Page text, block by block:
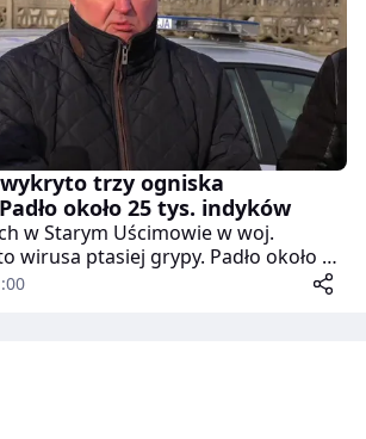
trzy ogniska
około 25 tys. indyków
w Starym Uścimowie w woj.
wirusa ptasiej grypy. Padło około 25
trwa usuwanie martwych